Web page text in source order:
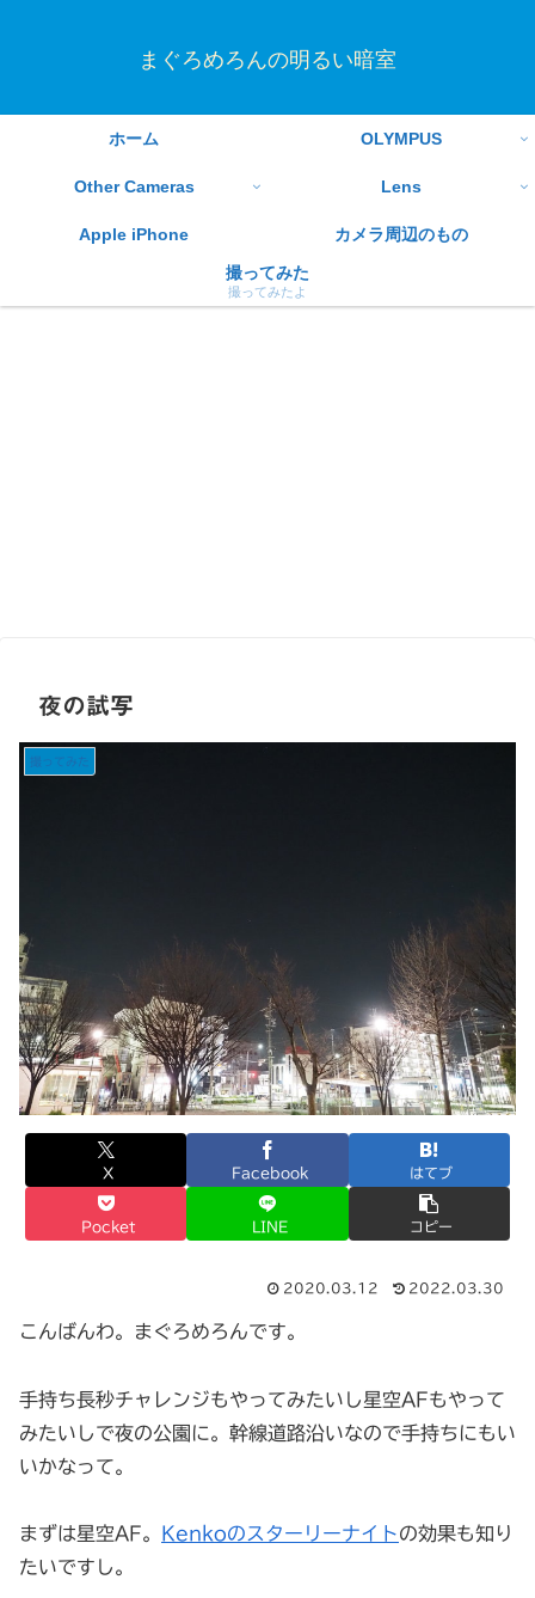
まぐろめろんの明るい暗室
ホーム OLYMPUS
Other Cameras Lens
Apple iPhone
カメラ周辺のもの
撮ってみた
撮ってみたよ
夜の試写
撮ってみた
X Facebook はてブ
Pocket LINE コピー
2020.03.12 2022.03.30
こんばんわ。まぐろめろんです。
手持ち長秒チャレンジもやってみたいし星空AFもやって
みたいしで夜の公園に。幹線道路沿いなので手持ちにもい
いかなって。
まずは星空AF。 Kenkoのスターリーナイトの効果も知り
たいですし。